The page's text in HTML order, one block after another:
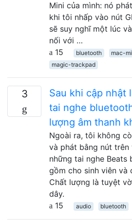
Mini của mình: nó
khi tôi nhấp vào nút
sẽ suy nghĩ một lúc
nối với …
15
bluetooth mac-
magic-trackpad
3
Sau khi cập nhật
tai nghe
lượng âm thanh
Ngoài ra, tôi không
và phát bằng nút trên
những tai nghe Beats
gồm cho sinh viên và
Chất lượng là tuyệt
dây.
15
audio bluetooth